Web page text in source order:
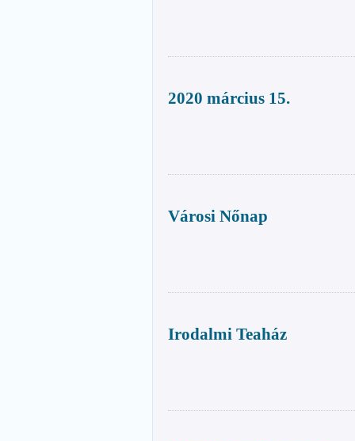
2020 március 15.
Városi Nőnap
Irodalmi Teaház